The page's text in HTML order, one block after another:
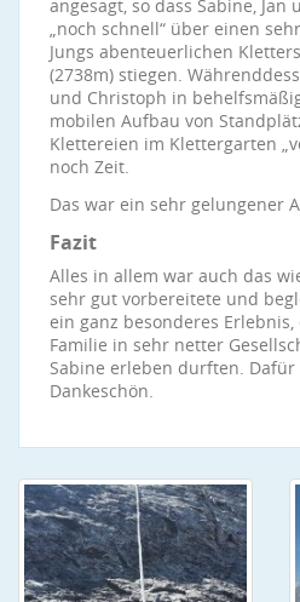
angesagt, so dass Sabine, Jan
„noch schnell“ über einen
Jungs abenteuerlichen
(2738m) stiegen.
und Christoph in
mobilen Aufbau von
Klettereien im Klettergarten
noch Zeit.
Das war ein sehr gelungener
Fazit
Alles in allem war auch das
sehr gut vorbereitete und
ein ganz besonderes
Familie in sehr netter
Sabine erleben durften.
Dankeschön.